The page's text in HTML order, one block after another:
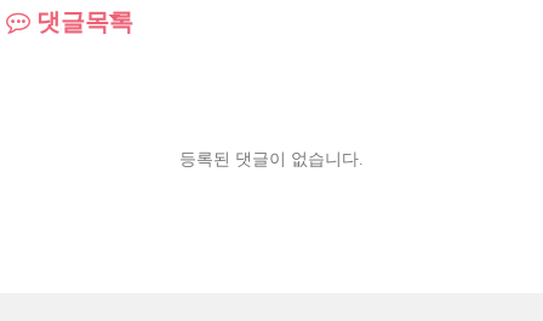
댓글목록
등록된 댓글이 없습니다.